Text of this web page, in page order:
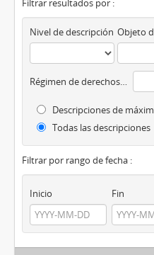
Filtrar resultados por :
Nivel de descripción
Régimen de derechos de autor
Descripciones de
Todas las descripciones
Filtrar por rango de fecha :
Inicio Fin